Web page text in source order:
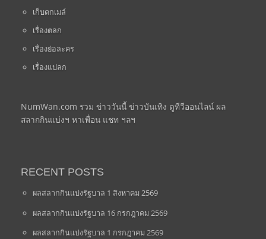
เก็บตกเมล์
เรื่องตลก
เรื่องย่อละคร
เรื่องแปลก
NumWan.com รวม ข่าววันนี้ ข่าวบันเทิง ดูทีวีออนไลน์ ผล
สลากกินแบ่งฯ หาเพื่อน แชท ฯลฯ
RECENT POSTS
ผลสลากกินแบ่งรัฐบาล 1 สิงหาคม 2569
ผลสลากกินแบ่งรัฐบาล 16 กรกฎาคม 2569
ผลสลากกินแบ่งรัฐบาล 1 กรกฎาคม 2569